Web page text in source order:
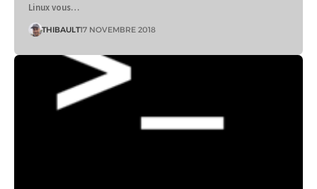
Linux vous…
THIBAULT17 NOVEMBRE 2018